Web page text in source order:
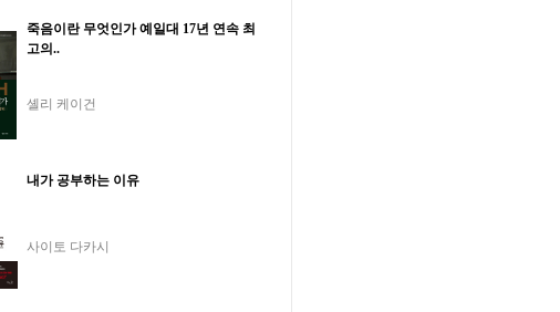
죽음이란 무엇인가 예일대 17년 연속 최
고의..
셸리 케이건
내가 공부하는 이유
사이토 다카시